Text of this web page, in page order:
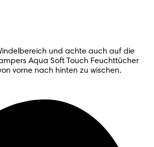
und achte auch auf die
Aqua Soft Touch Feuchttücher
vorne nach hinten zu wischen.